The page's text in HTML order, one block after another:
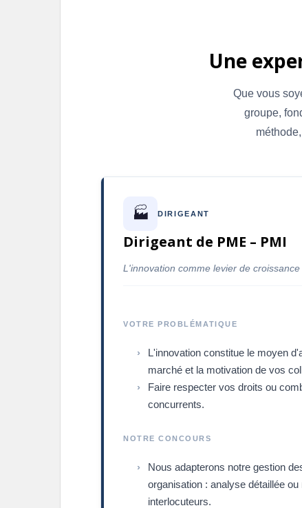
Une
Que vous
groupe,
🏭 DIRIGEANT
Dirigeant de PME – PMI
L'innovation comme levier de
VOTRE PROBLÉMATIQUE
L'innovation constitue le moyen
marché et la motivation de vos
Faire respecter vos droits ou
concurrents.
NOTRE CONCOURS
Nous adapterons notre gestion
organisation : analyse détaillée
interlocuteurs.